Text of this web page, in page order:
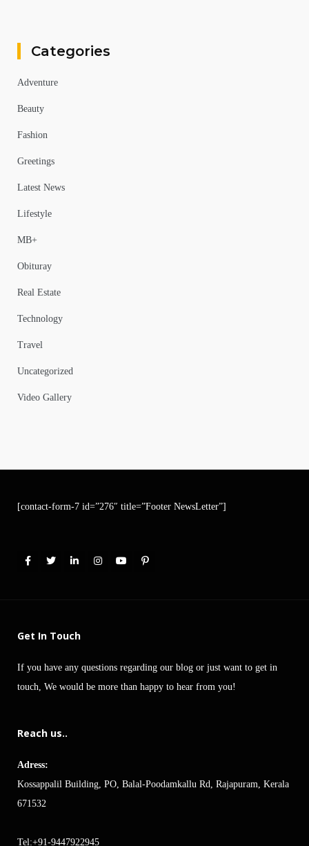
Categories
Adventure
Beauty
Fashion
Greetings
Latest News
Lifestyle
MB+
Obituray
Real Estate
Technology
Travel
Uncategorized
Video Gallery
[contact-form-7 id=”276″ title=”Footer NewsLetter”]
Get In Touch
If you have any questions regarding our blog or just want to get in
touch, We would be more than happy to hear from you!
Reach us..
Adress:
Kossappalil Building, PO, Balal-Poodamkallu Rd, Rajapuram, Kerala
671532
Tel:+91-9447922945